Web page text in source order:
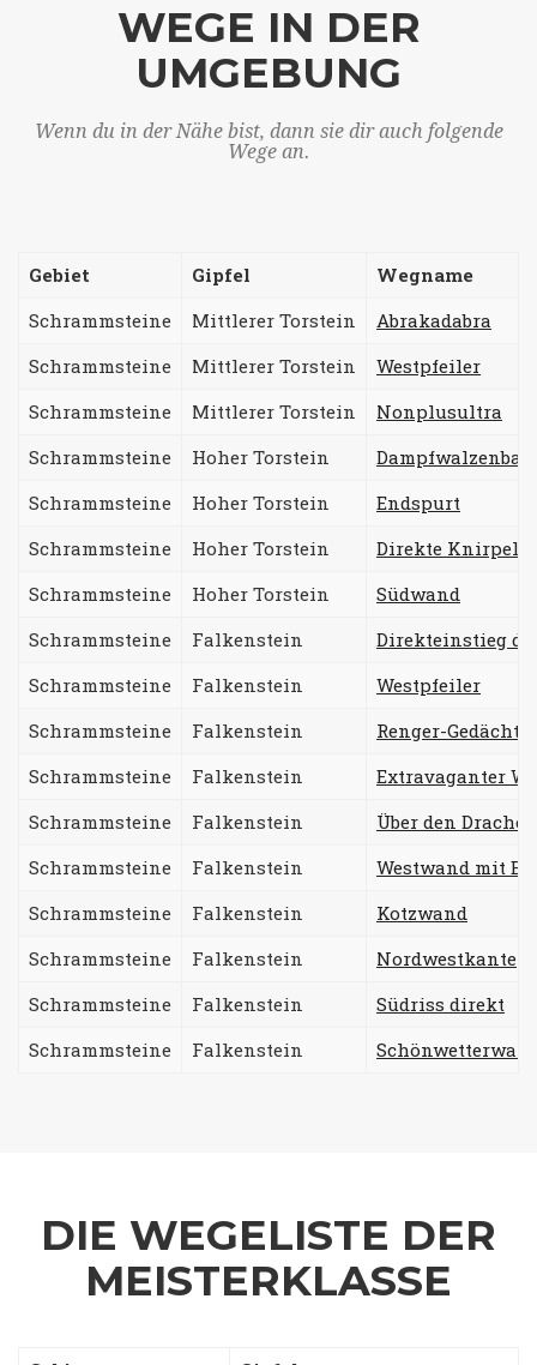
WEGE IN DER
UMGEBUNG
Wenn du in der Nähe bist, dann sie dir auch folgende
Wege an.
Gebiet Gipfel
Wegname
Schrammsteine
Mittlerer Torstein
Abrakadabra
Schrammsteine
Mittlerer Torstein
Westpfeiler
Schrammsteine
Mittlerer Torstein
Nonplusultra
Schrammsteine
Hoher Torstein
Schrammsteine
Hoher Torstein
Endspurt
Schrammsteine
Hoher Torstein
Direkte
Schrammsteine
Hoher Torstein
Südwand
Schrammsteine
Falkenstein
Direkteinstieg
Schrammsteine
Falkenstein
Westpfeiler
Schrammsteine
Falkenstein
Renger-
Schrammsteine
Falkenstein
Extravaganter
Schrammsteine
Falkenstein
Über den
Schrammsteine
Falkenstein
Westwand mit
Schrammsteine
Falkenstein
Kotzwand
Schrammsteine
Falkenstein
Nordwestkante
Schrammsteine
Falkenstein
Südriss direkt
Schrammsteine
Falkenstein
DIE WEGELISTE DER
MEISTERKLASSE